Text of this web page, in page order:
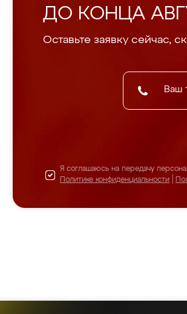
ДО КОНЦА
Оставьте заявку сейчас,
Я соглашаюсь на передачу
Политике конфиденциальности